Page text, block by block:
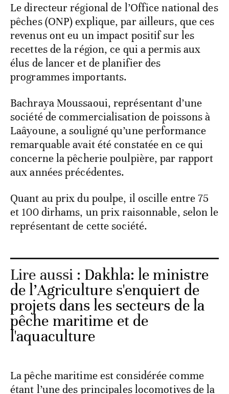
Le directeur régional de l’Office national des
pêches (ONP) explique, par ailleurs, que ces
revenus ont eu un impact positif sur les
recettes de la région, ce qui a permis aux
élus de lancer et de planifier des
programmes importants.
Bachraya Moussaoui, représentant d’une
société de commercialisation de poissons à
Laâyoune, a souligné qu’une performance
remarquable avait été constatée en ce qui
concerne la pêcherie poulpière, par rapport
aux années précédentes.
Quant au prix du poulpe, il oscille entre 75
et 100 dirhams, un prix raisonnable, selon le
représentant de cette société.
Lire aussi : Dakhla: le ministre
de l’Agriculture s'enquiert de
projets dans les secteurs de la
pêche maritime et de
l'aquaculture
La pêche maritime est considérée comme
étant l’une des principales locomotives de la